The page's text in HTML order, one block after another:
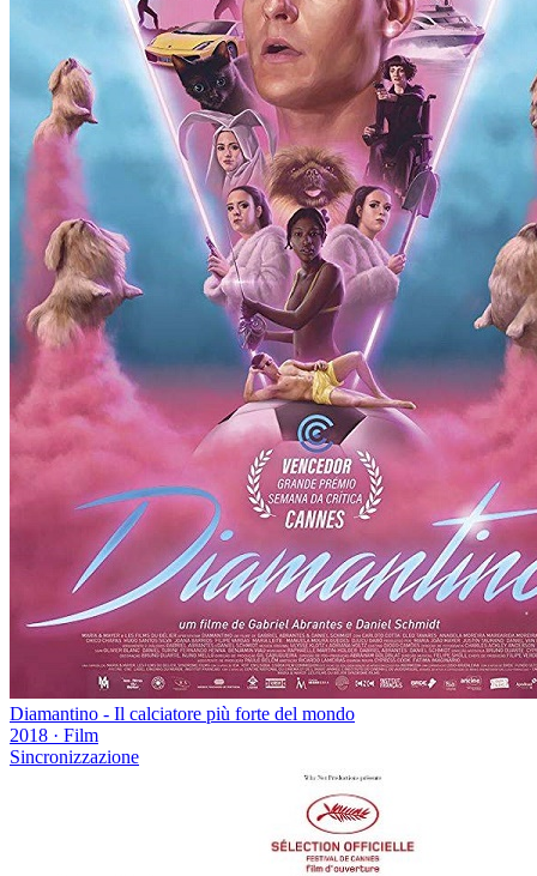
Diamantino - Il calciatore più forte del mondo
2018 · Film
Sincronizzazione